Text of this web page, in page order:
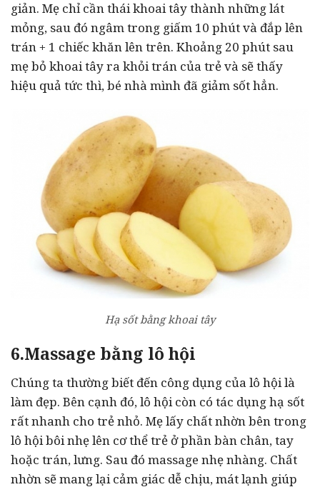
giản. Mẹ chỉ cần thái khoai tây thành những lát
mỏng, sau đó ngâm trong giấm 10 phút và đắp lên
trán + 1 chiếc khăn lên trên. Khoảng 20 phút sau
mẹ bỏ khoai tây ra khỏi trán của trẻ và sẽ thấy
hiệu quả tức thì, bé nhà mình đã giảm sốt hẳn.
Hạ sốt bằng khoai tây
6.Massage bằng lô hội
Chúng ta thường biết đến công dụng của lô hội là
làm đẹp. Bên cạnh đó, lô hội còn có tác dụng hạ sốt
rất nhanh cho trẻ nhỏ. Mẹ lấy chất nhờn bên trong
lô hội bôi nhẹ lên cơ thể trẻ ở phần bàn chân, tay
hoặc trán, lưng. Sau đó massage nhẹ nhàng. Chất
nhờn sẽ mang lại cảm giác dễ chịu, mát lạnh giúp